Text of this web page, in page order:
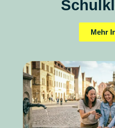
Mehr